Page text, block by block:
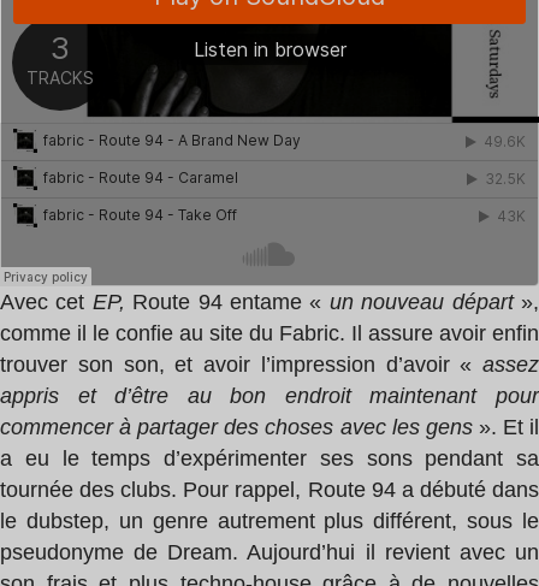
Avec cet EP, Route 94 entame « un nouveau départ»,
comme il le confie au site du Fabric. Il assure avoir enfin
trouver son son, et avoir l’impression d’avoir « assez
appris et d’être au bon endroit maintenant pour
commencer à partager des choses avec les gens». Et il
a eu le temps d’expérimenter ses sons pendant sa
tournée des clubs. Pour rappel, Route 94 a débuté dans
le dubstep, un genre autrement plus différent, sous le
pseudonyme de Dream. Aujourd’hui il revient avec un